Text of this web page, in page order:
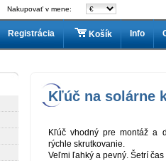
Nakupovať v mene:
Registrácia Košík Info
Kľúč na solárne
Kľúč vhodný pre montáž a
rýchle skrutkovanie.
Veľmi ľahký a pevný. Šetrí